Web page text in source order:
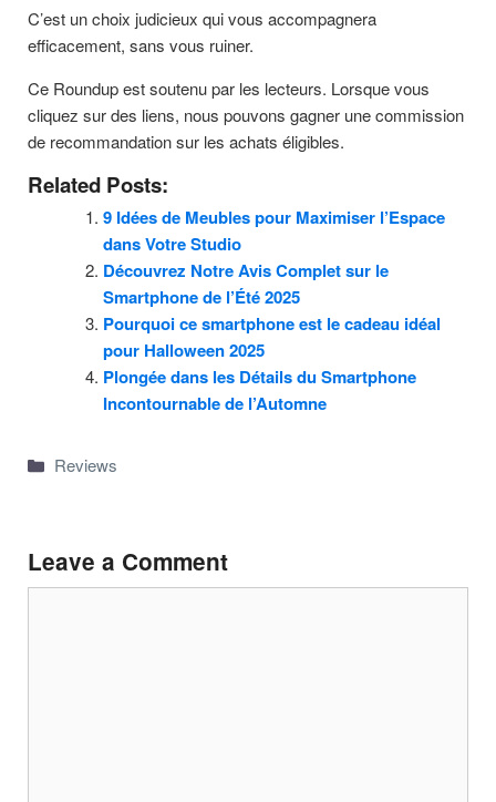
C’est un choix judicieux qui vous accompagnera
efficacement, sans vous ruiner.
Ce Roundup est soutenu par les lecteurs. Lorsque vous
cliquez sur des liens, nous pouvons gagner une commission
de recommandation sur les achats éligibles.
Related Posts:
9 Idées de Meubles pour Maximiser l’Espace
dans Votre Studio
Découvrez Notre Avis Complet sur le
Smartphone de l’Été 2025
Pourquoi ce smartphone est le cadeau idéal
pour Halloween 2025
Plongée dans les Détails du Smartphone
Incontournable de l’Automne
Categories
Reviews
Leave a Comment